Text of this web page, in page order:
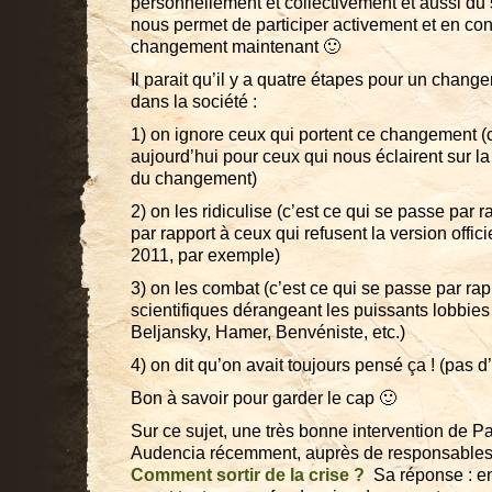
nous permet de participer activement et en
changement maintenant 🙂
Il parait qu’il y a quatre étapes pour un
dans la société :
1) on ignore ceux qui portent ce changement
aujourd’hui pour ceux qui nous éclairent sur
du changement)
2) on les ridiculise (c’est ce qui se passe par
par rapport à ceux qui refusent la version
2011, par exemple)
3) on les combat (c’est ce qui se passe par
scientifiques dérangeant les puissants
Beljansky, Hamer, Benvéniste, etc.)
4) on dit qu’on avait toujours pensé ça ! (pas
Bon à savoir pour garder le cap 🙂
Sur ce sujet, une très bonne intervention de
Audencia récemment, auprès de
Comment sortir de la crise ?Sa réponse :